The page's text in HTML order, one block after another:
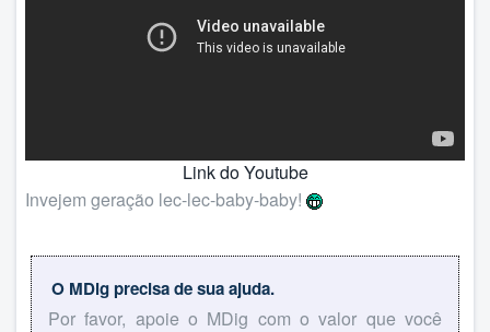
Link do Youtube
Invejem geração lec-lec-baby-baby!
O MDig precisa de sua ajuda.
Por favor, apoie o MDig com o valor que você